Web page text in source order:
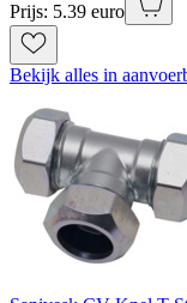
Prijs: 5.39 euro
Bekijk alles in